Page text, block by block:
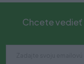
Chcete vedieť